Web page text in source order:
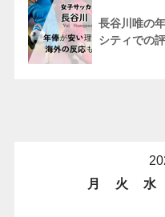
長谷川唯の
シティでの
月
火 水